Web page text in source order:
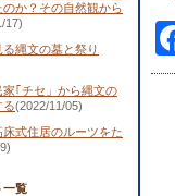
のか？その自然観から
17)
縄文の墓と祭り
家｢チセ」から縄文の
る(2022/11/05)
式住居のルーツをた
一覧